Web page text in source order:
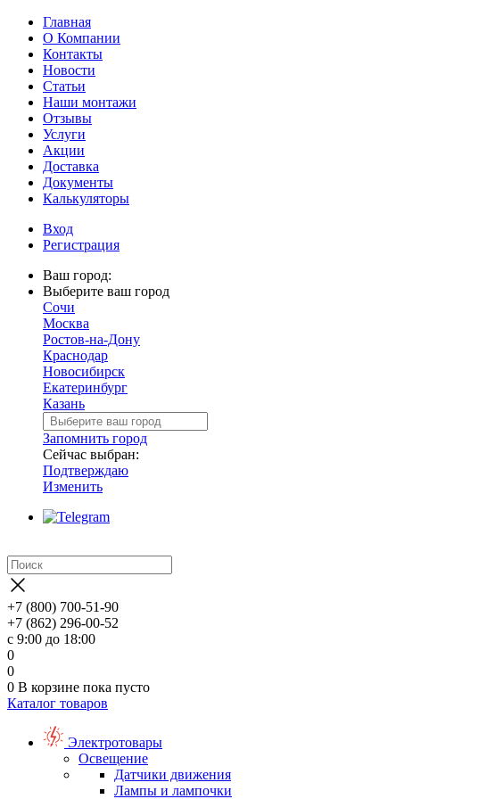
Главная
О Компании
Контакты
Новости
Статьи
Наши монтажи
Отзывы
Услуги
Акции
Доставка
Документы
Калькуляторы
Вход
Регистрация
Ваш город:
Выберите ваш город
Сочи
Москва
Ростов-на-Дону
Краснодар
Новосибирск
Екатеринбург
Казань
Запомнить город
Сейчас выбран:
Подтверждаю
Изменить
+7 (800) 700-51-90
+7 (862) 296-00-52
с 9:00 до 18:00
0
0
0 В корзине пока пусто
Каталог товаров
Электротовары
Освещение
Датчики движения
Лампы и лампочки